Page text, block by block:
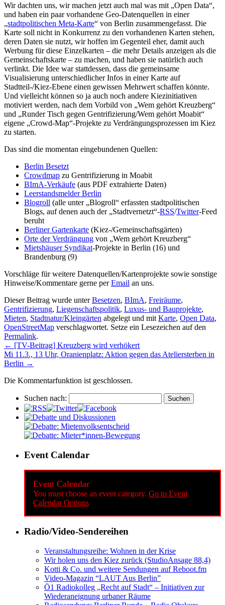
Wir dachten uns, wir machen jetzt auch mal was mit „Open Data“,
und haben ein paar vorhandene Geo-Datenquellen in einer
„stadtpolitischen Meta-Karte“ von Berlin zusammengefasst. Die
Karte soll nicht in Konkurrenz zu den vorhandenen Karten stehen,
deren Daten sie nutzt, wir hoffen im Gegenteil eher, damit auch
Werbung für diese Einzelkarten – die mehr Details anzeigen als die
Gemeinschaftskarte – zu machen, und haben sie natürlich auch
verlinkt. Die Idee war stattdessen, dass die gemeinsame
Visualisierung unterschiedlicher Infos in einer Karte auf
Stadtteil-/Kiez-Ebene einen gewissen Mehrwert schaffen könnte.
Und vielleicht können so ja auch noch andere Kiezinitiativen
motiviert werden, nach dem Vorbild von „Wem gehört Kreuzberg“
und „Runder Tisch gegen Gentrifizierung/Wem gehört Moabit“
eigene „Crowd-Map“-Projekte zu Verdrängungsprozessen im Kiez
zu starten.
Das sind die momentan eingebundenen Quellen:
Berlin Besetzt
Crowdmap zu Gentrifizierung in Moabit
BImA-Verkäufe (aus PDF extrahierte Daten)
Leerstandsmelder Berlin
Blogroll (alle unter „Blogroll“ erfassten stadtpolitischen
Blogs, auf denen auch der „Stadtvernetzt“-RSS/Twitter-Feed
beruht
Berliner Gartenkarte (Kiez-/Gemeinschaftsgärten)
Orte der Verdrängung von „Wem gehört Kreuzberg“
Mietshäuser Syndikat-Projekte in Berlin (16) und
Brandenburg (9)
Vorschläge für weitere Datenquellen/Kartenprojekte sowie sonstige
Hinweise/Kommentare gerne perEmail an uns.
Dieser Beitrag wurde unterBesetzen, BImA, Freiräume,
Gentrifizierung, Liegenschaftspolitik, Luxus- und Bauprojekte,
Mieten, Stadtnatur/Kleingärten abgelegt und mit Karte, Open Data,
OpenStreetMap verschlagwortet. Setze ein Lesezeichen auf den
Permalink.
← [TV-Beitrag] Kreuzberg wird verhökert
Mi 11.3., 13 Uhr, Oranienplatz: Aktion gegen das Ateliersterben in
Berlin →
Die Kommentarfunktion ist geschlossen.
Suchen nach:
Event Calendar
Event Calendar
You must choose an event category. Go to Event
Calendar Options
Radio/Video-Sendereihen
Veranstaltungsreihe: Wohnen in der Krise
Wir holen uns den Kiez zurück (StudioAnsage 88,4)
Kotti & Co. und weitere Sendungen auf Reboot.fm
Video-Magazin “LAUT Aus Berlin”
Ö1 Radiokolleg „Recht auf Stadt“ – Initiativen zur
Wiederaneignung urbaner Räume